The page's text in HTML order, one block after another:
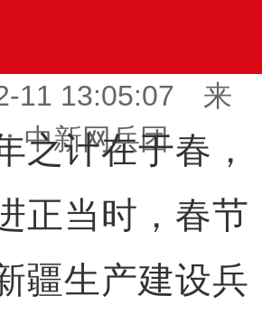
11 13:05:07 来
中新网兵团
计在于春，
正当时，春节
疆生产建设兵